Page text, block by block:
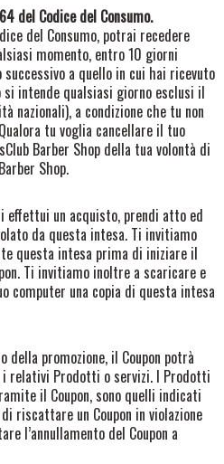
del Codice del Consumo.
del Consumo, potrai recedere
momento, entro 10 giorni
a quello in cui hai ricevuto
si intende qualsiasi giorno esclusi il
nazionali), a condizione che tu non
tu voglia cancellare il tuo
Barber Shop della tua volontà di
Shop.
effettui un acquisto, prendi atto ed
da questa intesa. Ti invitiamo
questa intesa prima di iniziare il
Ti invitiamo inoltre a scaricare e
computer una copia di questa intesa
promozione, il Coupon potrà
relativi Prodotti o servizi. I Prodotti
il Coupon, sono quelli indicati
riscattare un Coupon in violazione
l’annullamento del Coupon a